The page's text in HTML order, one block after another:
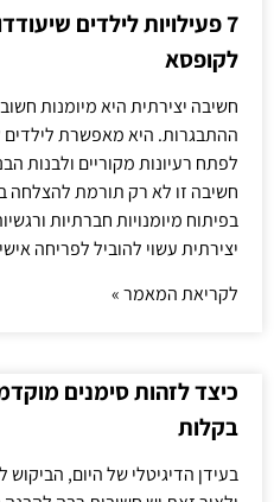
7 פעילויות לילדים
לקופסא
חשיבה יצירתית היא מיומנות
ההתבגרות. היא מאפשרת לילדים
לפתח רעיונות מקוריים ולבנות
חשיבה זו לא רק תורמת להצלחה
בפיתוח מיומנויות חברתיות
יצירתית עשוי להוביל לפריחה
לקריאת המאמר »
כיצד לזהות סימנים
בקלות
בעידן הדיגיטלי של היום,